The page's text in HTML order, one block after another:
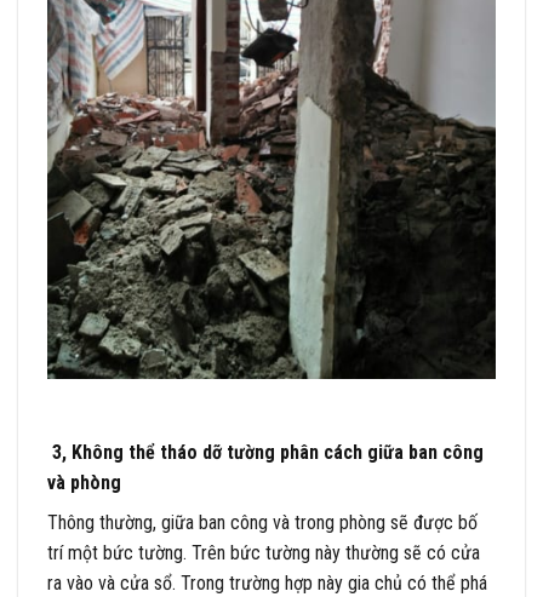
3, Không thể tháo dỡ tường phân cách giữa ban công
và phòng
Thông thường, giữa ban công và trong phòng sẽ được bố
trí một bức tường. Trên bức tường này thường sẽ có cửa
ra vào và cửa sổ. Trong trường hợp này gia chủ có thể phá